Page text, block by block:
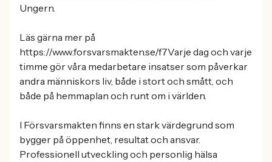
Ungern.
Läs gärna mer på
https://www.forsvarsmakten.se/f7Varje dag och varje
timme gör våra medarbetare insatser som påverkar
andra människors liv, både i stort och smått, och
både på hemmaplan och runt om i världen.
I Försvarsmakten finns en stark värdegrund som
bygger på öppenhet, resultat och ansvar.
Professionell utveckling och personlig hälsa